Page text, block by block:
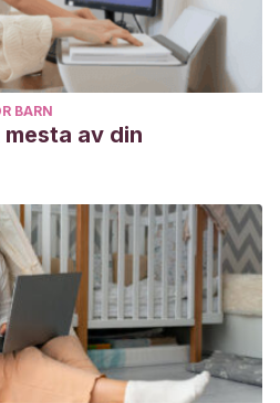
BARN
av din